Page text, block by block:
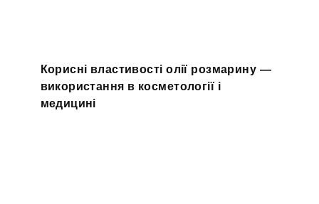
Корисні властивості олії розмарину —
використання в косметології і
медицині